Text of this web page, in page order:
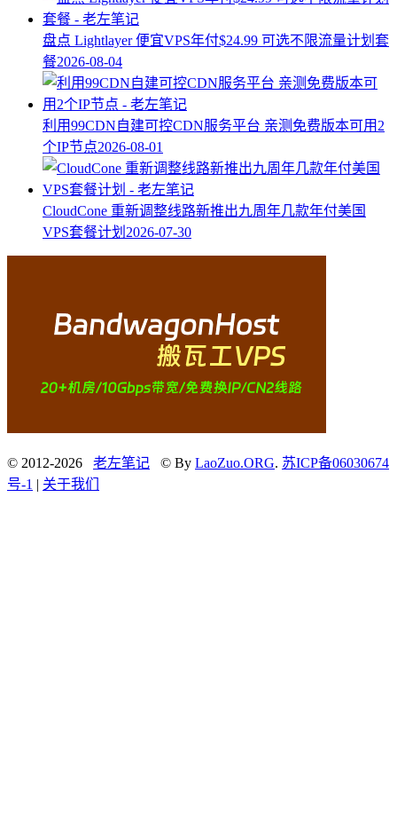
盘点 Lightlayer 便宜VPS年付$24.99 可选不限流量计划套
餐2026-08-04
利用99CDN自建可控CDN服务平台 亲测免费版本可用2
个IP节点2026-08-01
CloudCone 重新调整线路新推出九周年几款年付美国
VPS套餐计划 2026-07-30
© 2012-2026 老左笔记 © By LaoZuo.ORG. 苏ICP备06030674
号-1 | 关于我们